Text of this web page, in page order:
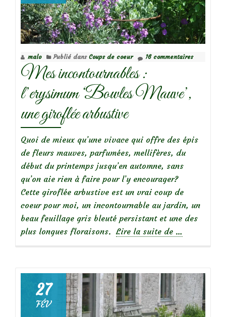
d’ornement
malo Publié dans Coups de coeur 16 commentaires
Mes incontournables :
l’erysimum ‘Bowles Mauve’,
une giroflée arbustive
Quoi de mieux qu’une vivace qui offre des épis
de fleurs mauves, parfumées, mellifères, du
début du printemps jusqu’en automne, sans
qu’on aie rien à faire pour l’y encourager?
Cette giroflée arbustive est un vrai coup de
coeur pour moi, un incontournable au jardin, un
beau feuillage gris bleuté persistant et une des
plus longues floraisons. Lire la suite de à
:
l’erysimum
‘Bowles
…
27
FÉV